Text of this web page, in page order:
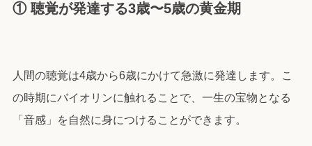
① 聴覚が発達する3歳〜5歳の黄金期
人間の聴覚は4歳から6歳にかけて急激に発達します。こ
の時期にバイオリンに触れることで、一生の宝物となる
「音感」を自然に身につけることができます。